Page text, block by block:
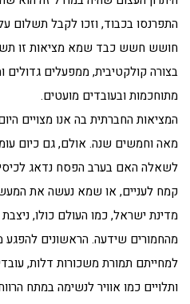
התפרנסו בכבוד, וזכו לקבל תשלום
חושש חשש כבד שמא מציאות זו
בצורה קולקטיבית, ממפעלים גדולים
מתוחכמות ובעובדים מועטים.
המציאות החברתית בה אנו מצויים
מאה וחמשים שנה. אולם, גם כיום
לשאלה האם בערב הפסח נדאג
קמח לעניים, או שמא נעשה את
מדינת ישראל, כמו העולם כולו,
מהחמורים שידעה. הראשונים
למחייתם תמורת משכורות דלות,
ותלויים כמו אוויר לנשימה במתח